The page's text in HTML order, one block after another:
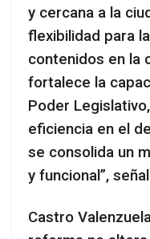
y cercana a la
flexibilidad para
contenidos en la
fortalece la
Poder
eficiencia en el
se consolida un
y funcional”,
Castro